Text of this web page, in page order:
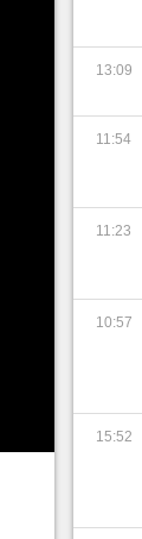
13:09
11:54
11:23
10:57
15:52